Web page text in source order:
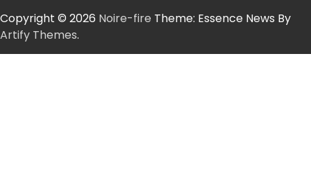
Copyright © 2026 Noire-fire Theme: Essence News By
Artify Themes.